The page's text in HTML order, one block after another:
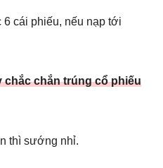
cái phiếu, nếu nạp tới
chắc chắn trúng cổ phiếu
thì sướng nhỉ.